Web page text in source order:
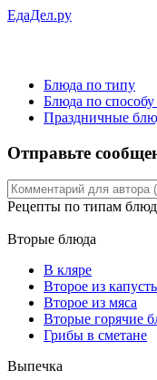
ЕдаДел.ру
Блюда по типу
Блюда по
Праздничные
Отправьте
Рецепты по типам блюд
Вторые блюда
В кляре
Второе из
Второе из мяса
Вторые горячие
Грибы в сметане
Выпечка